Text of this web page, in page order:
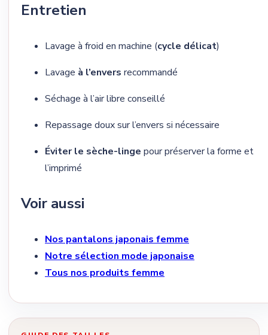
Entretien
Lavage à froid en machine (cycle délicat)
Lavage à l’envers recommandé
Séchage à l’air libre conseillé
Repassage doux sur l’envers si nécessaire
Éviter le sèche-linge pour préserver la forme et
l’imprimé
Voir aussi
Nos pantalons japonais femme
Notre sélection mode japonaise
Tous nos produits femme